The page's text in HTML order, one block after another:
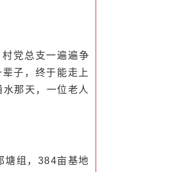
党总支一遍遍争
子，终于能走上
那天，一位老人
塘组，384亩基地